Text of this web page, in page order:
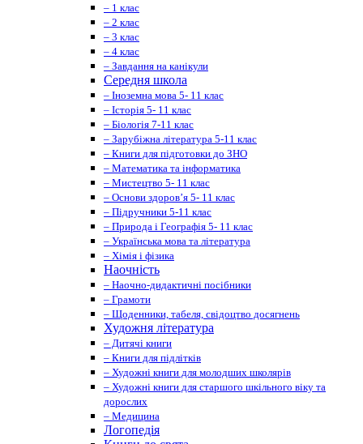
– 1 клас
– 2 клас
– 3 клас
– 4 клас
– Завдання на канікули
Середня школа
– Іноземна мова 5- 11 клас
– Історія 5- 11 клас
– Біологія 7-11 клас
– Зарубіжна література 5-11 клас
– Книги для підготовки до ЗНО
– Математика та інформатика
– Мистецтво 5- 11 клас
– Основи здоров’я 5- 11 клас
– Підручники 5-11 клас
– Природа і Географія 5- 11 клас
– Українська мова та література
– Хімія і фізика
Наочність
– Наочно-дидактичні посібники
– Грамоти
– Щоденники, табеля, свідоцтво досягнень
Художня література
– Дитячі книги
– Книги для підлітків
– Художні книги для молодших школярів
– Художні книги для старшого шкільного віку та
дорослих
– Медицина
Логопедія